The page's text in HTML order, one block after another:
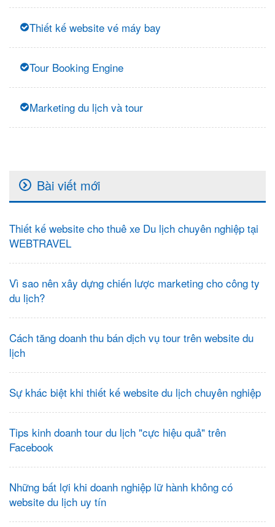
Thiết kế website vé máy bay
Tour Booking Engine
Marketing du lịch và tour
Bài viết mới
Thiết kế website cho thuê xe Du lịch chuyên nghiệp tại
WEBTRAVEL
Vì sao nên xây dựng chiến lược marketing cho công ty
du lịch?
Cách tăng doanh thu bán dịch vụ tour trên website du
lịch
Sự khác biệt khi thiết kế website du lịch chuyên nghiệp
Tips kinh doanh tour du lịch "cực hiệu quả" trên
Facebook
Những bất lợi khi doanh nghiệp lữ hành không có
website du lịch uy tín